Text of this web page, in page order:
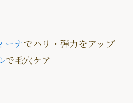
ーナでハリ・弾力をアップ +
で毛穴ケア